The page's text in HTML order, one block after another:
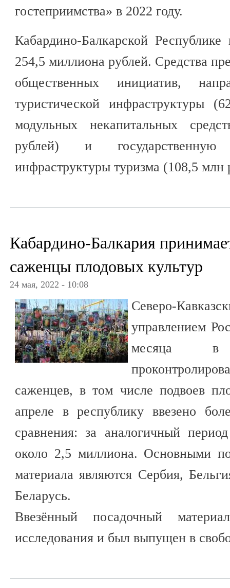
гостеприимства» в 2022 году.
Кабардино-Балкарской
254,5 миллиона рублей. Средства
общественных инициатив,
туристической инфраструктуры
модульных некапитальных
рублей) и государственную
инфраструктуры туризма (108,5 млн
Кабардино-Балкария
саженцы плодовых культур
24 мая, 2022 - 10:08
Северо-
управлением
месяца в
саженцев, в том числе подвоев
апреле в республику ввезено
сравнения: за аналогичный
около 2,5 миллиона. Основными
материала являются Сербия,
Беларусь.
Ввезённый посадочный
исследования и был выпущен в